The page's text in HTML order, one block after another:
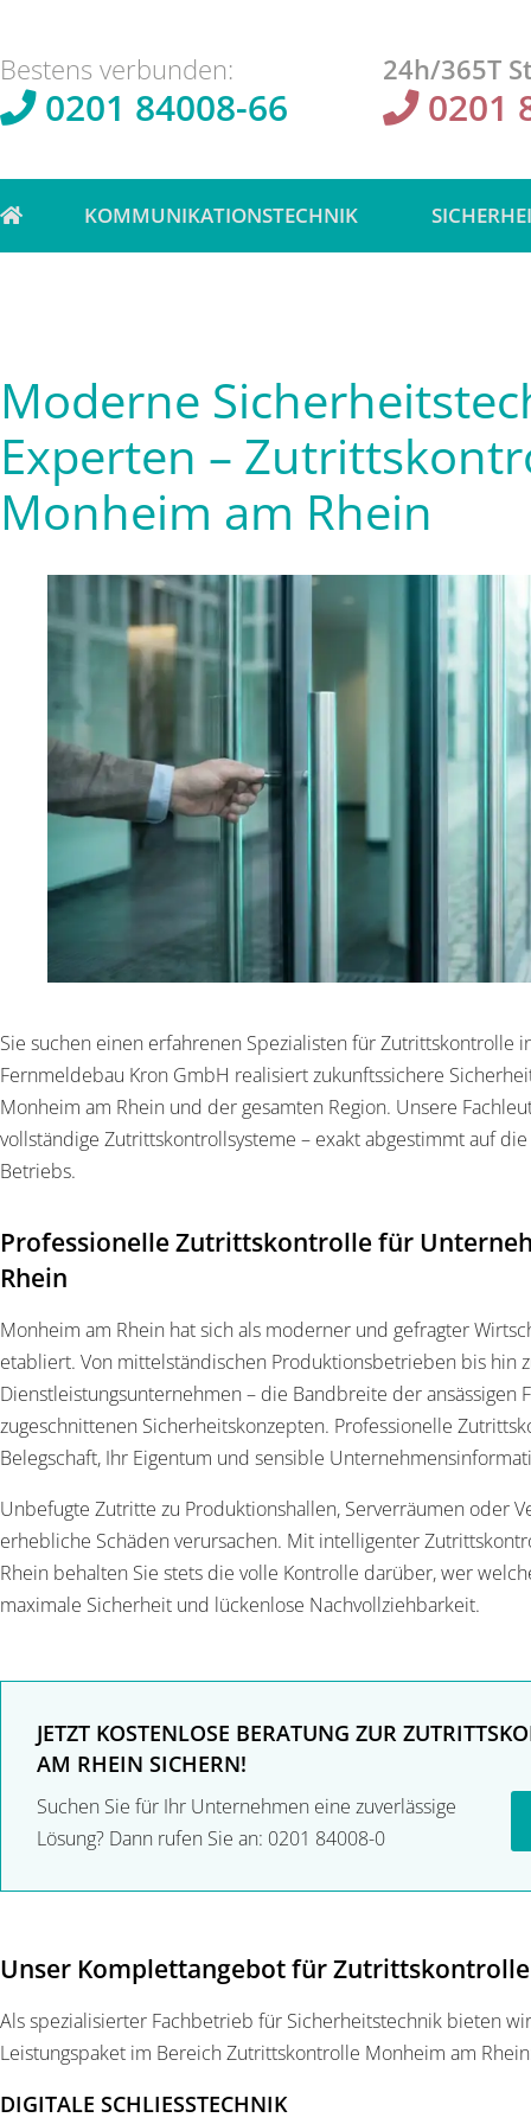
Bestens verbunden:
0201 84008-66
24h/365T
0201
KOMMUNIKATIONSTECHNIK
Moderne
Experten –
Monheim am Rhein
Sie suchen einen erfahrenen Spezialisten für Zutrittskontrolle
Fernmeldebau Kron GmbH realisiert zukunftssichere
Monheim am Rhein und der gesamten Region. Unsere
vollständige Zutrittskontrollsysteme – exakt abgestimmt auf
Betriebs.
Professionelle Zutrittskontrolle für
Rhein
Monheim am Rhein hat sich als moderner und gefragter
etabliert. Von mittelständischen Produktionsbetrieben bis hin
Dienstleistungsunternehmen – die Bandbreite der ansässigen
zugeschnittenen Sicherheitskonzepten. Professionelle
Belegschaft, Ihr Eigentum und sensible
Unbefugte Zutritte zu Produktionshallen, Serverräumen oder
erhebliche Schäden verursachen. Mit intelligenter
Rhein behalten Sie stets die volle Kontrolle darüber, wer
maximale Sicherheit und lückenlose Nachvollziehbarkeit.
JETZT KOSTENLOSE BERATUNG ZUR
AM RHEIN SICHERN!
Suchen Sie für Ihr Unternehmen eine zuverlässige
Lösung? Dann rufen Sie an: 0201 84008-0
Unser Komplettangebot für
Als spezialisierter Fachbetrieb für Sicherheitstechnik bieten
Leistungspaket im Bereich Zutrittskontrolle Monheim am
DIGITALE SCHLIESSTECHNIK